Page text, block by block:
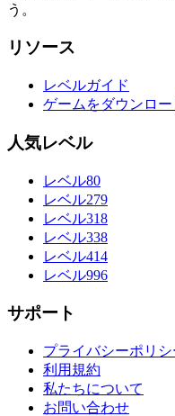
う。
リソース
レベルガイド
ゲームをダウンロー
人気レベル
レベル80
レベル279
レベル318
レベル338
レベル414
レベル996
サポート
プライバシーポリシ
利用規約
私たちについて
お問い合わせ